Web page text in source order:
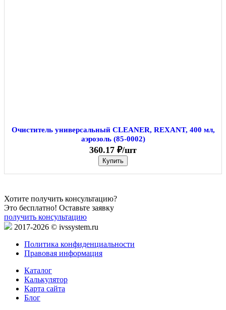
Очиститель универсальный CLEANER, REXANT, 400 мл,
аэрозоль (85-0002)
360.17 ₽/шт
Купить
Хотите получить консультацию?
Это бесплатно! Оставьте заявку
получить консультацию
2017-2026 © ivssystem.ru
Политика конфиденциальности
Правовая информация
Каталог
Калькулятор
Карта сайта
Блог